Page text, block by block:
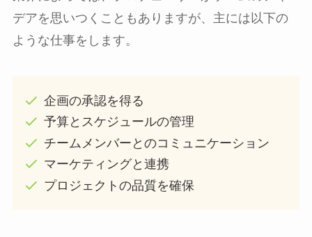
デアを思いつくこともありますが、主には以下の
ような仕事をします。
企画の承認を得る
予算とスケジュールの管理
チームメンバーとのコミュニケーション
マーケティングと連携
プロジェクトの品質を確保